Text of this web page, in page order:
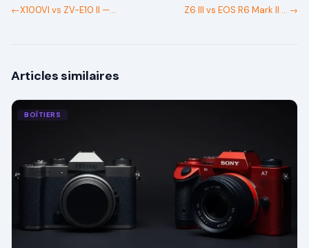
←X100VI vs ZV-E10 II —
Z6 III vs EOS R6 Mark II — →
Articles similaires
BOÎTIERS